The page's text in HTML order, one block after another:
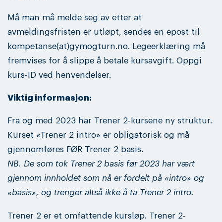
Må man må melde seg av etter at
avmeldingsfristen er utløpt, sendes en epost til
kompetanse(at)gymogturn.no. Legeerklæring må
fremvises for å slippe å betale kursavgift. Oppgi
kurs-ID ved henvendelser.
Viktig informasjon:
Fra og med 2023 har Trener 2-kursene ny struktur.
Kurset «Trener 2 intro» er obligatorisk og må
gjennomføres FØR Trener 2 basis.
NB. De som tok Trener 2 basis før 2023 har vært
gjennom innholdet som nå er fordelt på «intro» og
«basis», og trenger altså ikke å ta Trener 2 intro.
Trener 2 er et omfattende kursløp. Trener 2-